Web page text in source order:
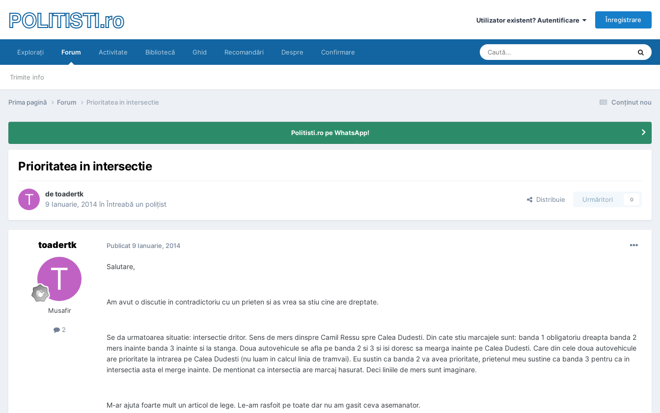
POLITISTI.ro Utilizator existent? Autentificare Înregistrare
Exploraţi Forum
Trimite info
Activitate Bibliotecă Ghid Recomandări Despre Confirmare
Conţinut nou
Prima pagină Forum Prioritatea in intersectie
Politisti.ro pe WhatsApp!
Prioritatea in intersectie
detoadertk
9 Ianuarie, 2014 în Întreabă un poliţist
Distribuie Urmăritori 0
toadertk
Musafir
2
Publicat9 Ianuarie, 2014
Salutare,
Am avut o discutie in contradictoriu cu un prieten si as vrea sa stiu cine are dreptate.
Se da urmatoarea situatie: intersectie dritor. Sens de mers dinspre Camil Ressu spre Calea Dudesti. Din cate stiu marcajele sunt: banda 1 obligatoriu dreapta banda 2
mers inainte banda 3 inainte si la stanga. Doua autovehicule se afla pe banda 2 si 3 si isi doresc sa mearga inainte pe Calea Dudesti. Care din cele doua autovehicule
are prioritate la intrarea pe Calea Dudesti (nu luam in calcul linia de tramvai). Eu sustin ca banda 2 va avea prioritate, prietenul meu sustine ca banda 3 pentru ca in
intersectia asta el merge inainte. De mentionat ca intersectia are marcaj hasurat. Deci liniile de mers sunt imaginare.
M-ar ajuta foarte mult un articol de lege. Le-am rasfoit pe toate dar nu am gasit ceva asemanator.